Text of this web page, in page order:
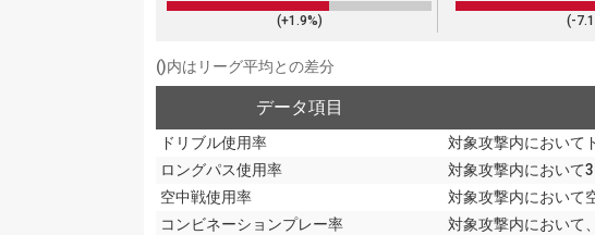
(+1.9%) (-
()内はリーグ平均との差分
データ項目
ドリブル使用率
対象攻撃内において
ロングパス使用率
対象攻撃内において
空中戦使用率
対象攻撃内において
コンビネーションプレー率
対象攻撃内において